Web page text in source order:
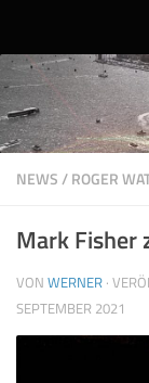
NEWS/ROGER
Mark Fisher
VON WERNER ·
SEPTEMBER 2021